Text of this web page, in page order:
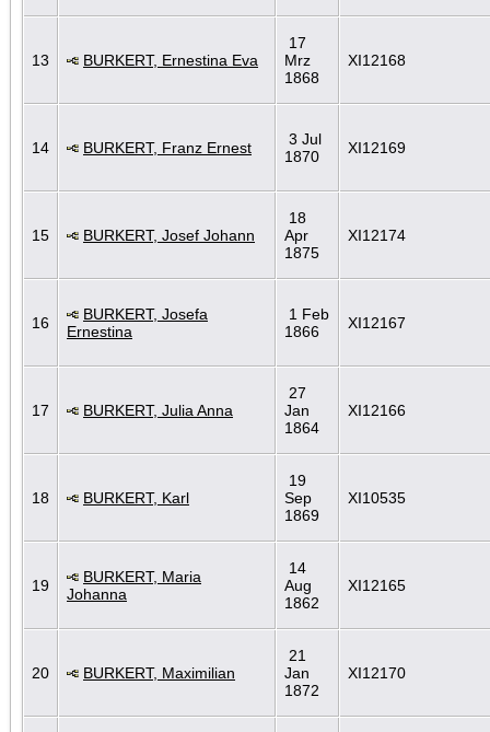
13 BURKERT, Ernestina Eva
17
Mrz
1868
XI12168
14 BURKERT, Franz Ernest
3 Jul
1870
XI12169
15 BURKERT, Josef Johann
18
Apr
1875
XI12174
16
BURKERT, Josefa
Ernestina
1 Feb
1866
XI12167
17 BURKERT, Julia Anna
27
Jan
1864
XI12166
18 BURKERT, Karl
19
Sep
1869
XI10535
19
BURKERT, Maria
Johanna
14
Aug
1862
XI12165
20 BURKERT, Maximilian
21
Jan
1872
XI12170